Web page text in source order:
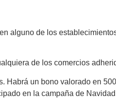
alguno de los
de los comercios
Habrá un bono valorado en
en la campaña de